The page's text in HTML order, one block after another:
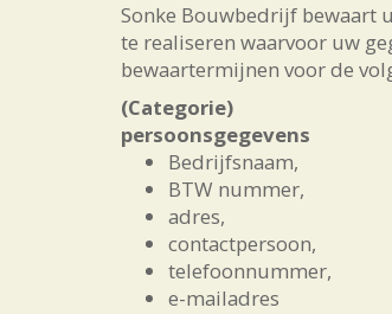
Sonke Bouwbedrijf bewaart
te realiseren waarvoor uw
bewaartermijnen voor de
(Categorie)
persoonsgegevens
Bedrijfsnaam,
BTW nummer,
adres,
contactpersoon,
telefoonnummer,
e-mailadres